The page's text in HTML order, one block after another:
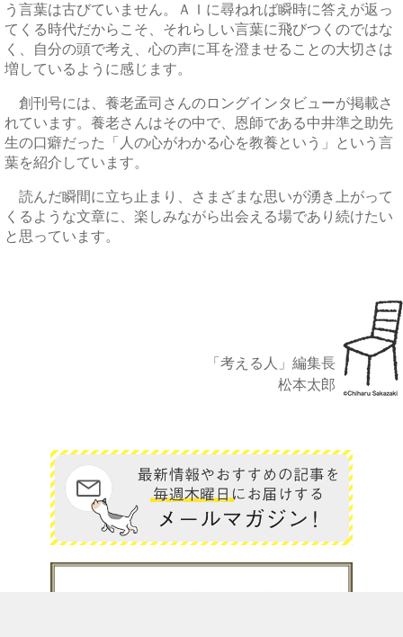
う言葉は古びていません。ＡＩに尋ねれば瞬時に答えが返っ
てくる時代だからこそ、それらしい言葉に飛びつくのではな
く、自分の頭で考え、心の声に耳を澄ませることの大切さは
増しているように感じます。
創刊号には、養老孟司さんのロングインタビューが掲載さ
れています。養老さんはその中で、恩師である中井準之助先
生の口癖だった「人の心がわかる心を教養という」という言
葉を紹介しています。
読んだ瞬間に立ち止まり、さまざまな思いが湧き上がって
くるような文章に、楽しみながら出会える場であり続けたい
と思っています。
「考える人」編集長
松本太郎